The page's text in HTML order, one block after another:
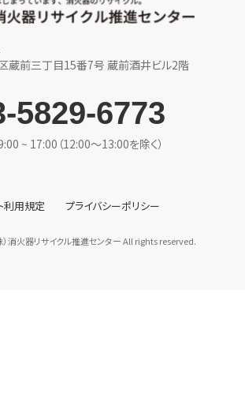
蔵前三丁目15番7号 蔵前酒井ビル2階
5829-6773
~ 17:00（12:00〜13:00を除く）
利用規定 プライバシーポリシー
消火器リサイクル推進センター All rights reserved.